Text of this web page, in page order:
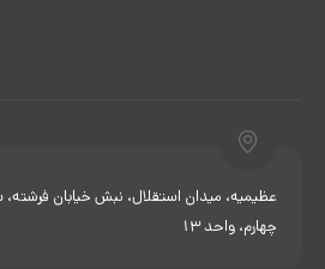
عظیمیه، میدان استقلال، نبش خیابان
چهارم، واحد 13